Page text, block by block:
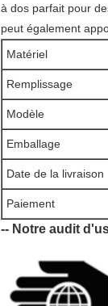
à dos parfait pour
peut également
Matériel
Remplissage
Modèle
Emballage
Date de la livraison
Paiement
-- Notre audit